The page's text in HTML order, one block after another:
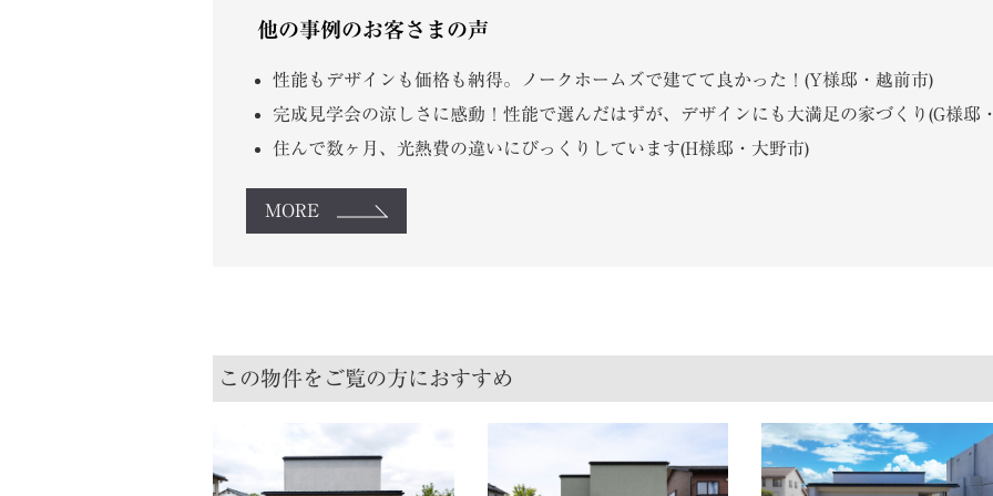
他の事例のお客さまの声
性能もデザインも価格も納得。ノークホームズで建てて良かった！(Y様邸・越前市)
完成見学会の涼しさに感動！性能で選んだはずが、デザインにも大満足の家づくり(G様邸
住んで数ヶ月、光熱費の違いにびっくりしています(H様邸・大野市)
MORE
この物件をご覧の方におすすめ